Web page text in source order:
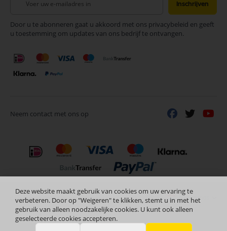
onze
nieuwsbrief
Inschrijven
Door u te abonneren gaat u akkoord met ons privacybeleid en geeft
u toestemming om updates van ons bedrijf te ontvangen.
Neem contact met ons op
Deze website maakt gebruik van cookies om uw ervaring te
verbeteren. Door op "Weigeren" te klikken, stemt u in met het
gebruik van alleen noodzakelijke cookies. U kunt ook alleen
geselecteerde cookies accepteren.
Copyright © 2024 Selectra Hengelo Nederlands